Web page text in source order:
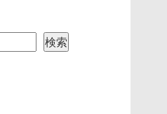
検索